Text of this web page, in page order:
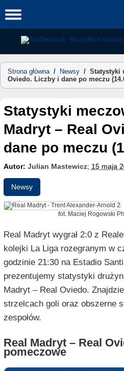
to
Strona główna/ Newsy / Statystyki
Oviedo. Liczby i dane po meczu
Statystyki meczowe Real
Madryt – Real
dane po meczu
Autor: Julian Mastewicz; 15 maja
Newsy
fot. Maciej Rogowski
Real Madryt wygrał 2:0 z
kolejki La Liga rozegranym w
godzinie 21:30 na Estadio
prezentujemy statystyki
Madryt – Real Oviedo.
strzelcach goli oraz obszerne
zespołów.
Real Madryt – Real
pomeczowe